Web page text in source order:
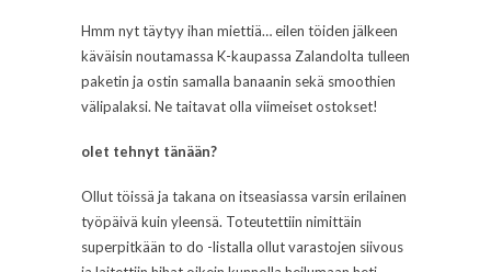
Hmm nyt täytyy ihan miettiä… eilen töiden jälkeen
käväisin noutamassa K-kaupassa Zalandolta tulleen
paketin ja ostin samalla banaanin sekä smoothien
välipalaksi. Ne taitavat olla viimeiset ostokset!
olet tehnyt tänään?
Ollut töissä ja takana on itseasiassa varsin erilainen
työpäivä kuin yleensä. Toteutettiin nimittäin
superpitkään to do -listalla ollut varastojen siivous